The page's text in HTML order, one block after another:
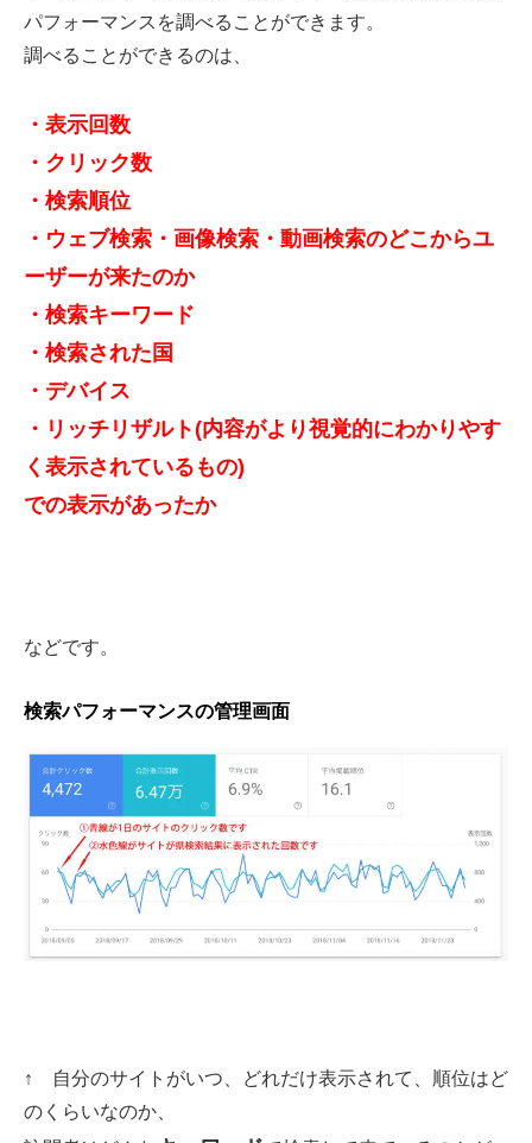
パフォーマンスを調べることができます。
調べることができるのは、
・表示回数
・クリック数
・検索順位
・ウェブ検索・画像検索・動画検索のどこからユ
ーザーが来たのか
・検索キーワード
・検索された国
・デバイス
・リッチリザルト(内容がより視覚的にわかりやす
く表示されているもの)
での表示があったか
などです。
検索パフォーマンスの管理画面
↑
自分のサイトがいつ、どれだけ表示されて、順位はど
のくらいなのか、